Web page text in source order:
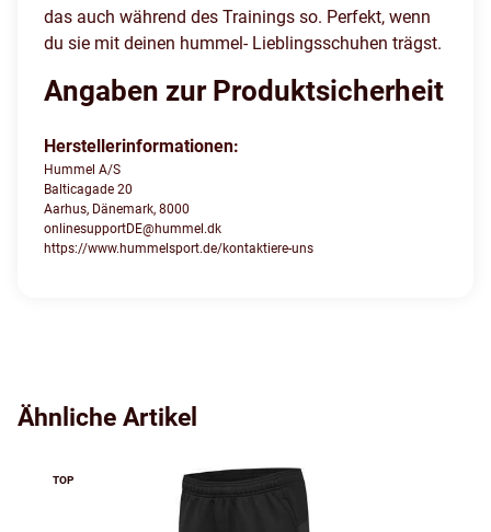
das auch während des Trainings so. Perfekt, wenn
du sie mit deinen hummel- Lieblingsschuhen trägst.
Angaben zur Produktsicherheit
Herstellerinformationen:
Hummel A/S
Balticagade 20
Aarhus, Dänemark, 8000
onlinesupportDE@hummel.dk
https://www.hummelsport.de/kontaktiere-uns
Ähnliche Artikel
TOP